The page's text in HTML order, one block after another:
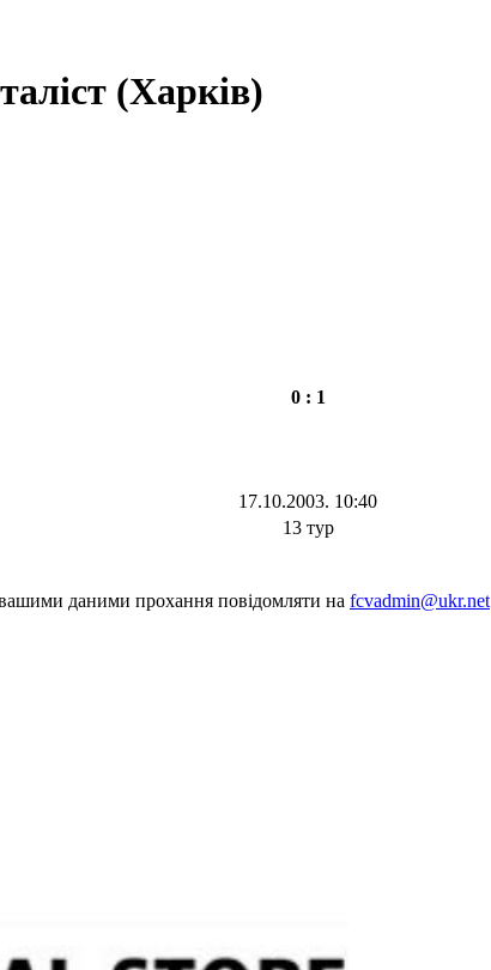
(Харків)
0 : 1
17.10.2003. 10:40
13 тур
вашими даними прохання повідомляти на fcvadmin@ukr.net